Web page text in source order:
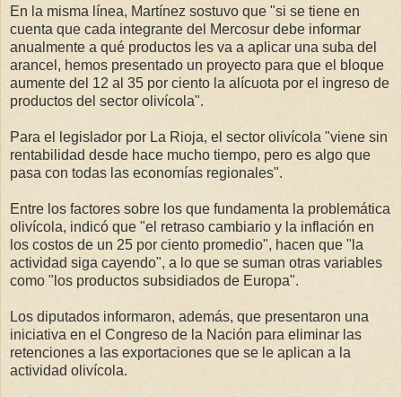
En la misma línea, Martínez sostuvo que "si se tiene en
cuenta que cada integrante del Mercosur debe informar
anualmente a qué productos les va a aplicar una suba del
arancel, hemos presentado un proyecto para que el bloque
aumente del 12 al 35 por ciento la alícuota por el ingreso de
productos del sector olivícola".
Para el legislador por La Rioja, el sector olivícola "viene sin
rentabilidad desde hace mucho tiempo, pero es algo que
pasa con todas las economías regionales".
Entre los factores sobre los que fundamenta la problemática
olivícola, indicó que "el retraso cambiario y la inflación en
los costos de un 25 por ciento promedio", hacen que "la
actividad siga cayendo", a lo que se suman otras variables
como "los productos subsidiados de Europa".
Los diputados informaron, además, que presentaron una
iniciativa en el Congreso de la Nación para eliminar las
retenciones a las exportaciones que se le aplican a la
actividad olivícola.